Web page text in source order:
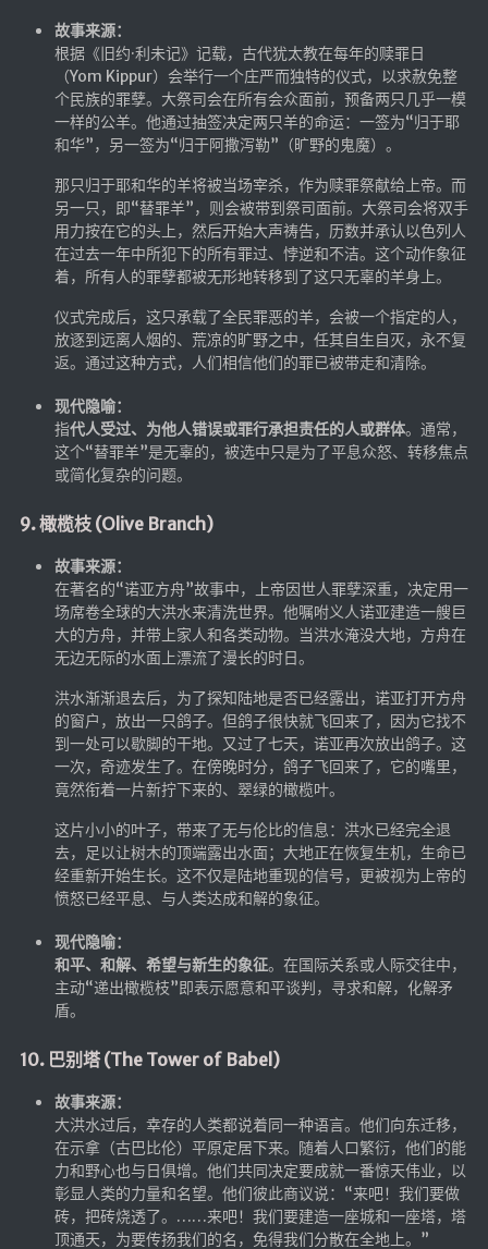
故事来源：
根据《旧约·利未记》记载，古代犹太教在每年的赎罪日
（Yom Kippur）会举行一个庄严而独特的仪式，以求赦免整
个民族的罪孽。大祭司会在所有会众面前，预备两只几乎一模
一样的公羊。他通过抽签决定两只羊的命运：一签为“归于耶
和华”，另一签为“归于阿撒泻勒”（旷野的鬼魔）。
那只归于耶和华的羊将被当场宰杀，作为赎罪祭献给上帝。而
另一只，即“替罪羊”，则会被带到祭司面前。大祭司会将双手
用力按在它的头上，然后开始大声祷告，历数并承认以色列人
在过去一年中所犯下的所有罪过、悖逆和不洁。这个动作象征
着，所有人的罪孽都被无形地转移到了这只无辜的羊身上。
仪式完成后，这只承载了全民罪恶的羊，会被一个指定的人，
放逐到远离人烟的、荒凉的旷野之中，任其自生自灭，永不复
返。通过这种方式，人们相信他们的罪已被带走和清除。
现代隐喻：
指代人受过、为他人错误或罪行承担责任的人或群体。通常，
这个“替罪羊”是无辜的，被选中只是为了平息众怒、转移焦点
或简化复杂的问题。
9. 橄榄枝 (Olive Branch)
故事来源：
在著名的“诺亚方舟”故事中，上帝因世人罪孽深重，决定用一
场席卷全球的大洪水来清洗世界。他嘱咐义人诺亚建造一艘巨
大的方舟，并带上家人和各类动物。当洪水淹没大地，方舟在
无边无际的水面上漂流了漫长的时日。
洪水渐渐退去后，为了探知陆地是否已经露出，诺亚打开方舟
的窗户，放出一只鸽子。但鸽子很快就飞回来了，因为它找不
到一处可以歇脚的干地。又过了七天，诺亚再次放出鸽子。这
一次，奇迹发生了。在傍晚时分，鸽子飞回来了，它的嘴里，
竟然衔着一片新拧下来的、翠绿的橄榄叶。
这片小小的叶子，带来了无与伦比的信息：洪水已经完全退
去，足以让树木的顶端露出水面；大地正在恢复生机，生命已
经重新开始生长。这不仅是陆地重现的信号，更被视为上帝的
愤怒已经平息、与人类达成和解的象征。
现代隐喻：
和平、和解、希望与新生的象征。在国际关系或人际交往中，
主动“递出橄榄枝”即表示愿意和平谈判，寻求和解，化解矛
盾。
10. 巴别塔 (The Tower of Babel)
故事来源：
大洪水过后，幸存的人类都说着同一种语言。他们向东迁移，
在示拿（古巴比伦）平原定居下来。随着人口繁衍，他们的能
力和野心也与日俱增。他们共同决定要成就一番惊天伟业，以
彰显人类的力量和名望。他们彼此商议说：“来吧！我们要做
砖，把砖烧透了。……来吧！我们要建造一座城和一座塔，塔
顶通天，为要传扬我们的名，免得我们分散在全地上。”